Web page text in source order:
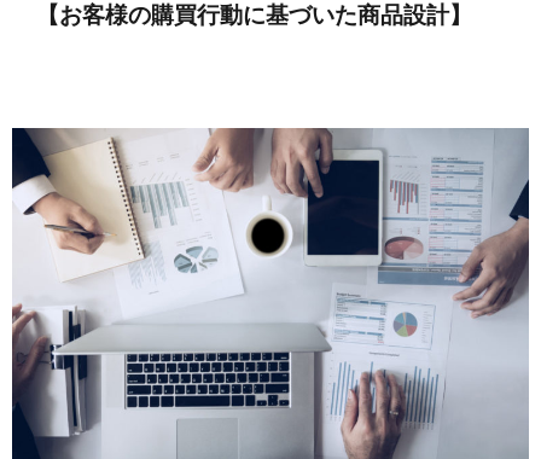
【お客様の購買行動に基づいた商品設計】